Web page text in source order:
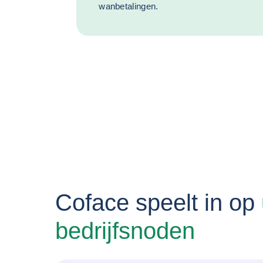
wanbetalingen.
Coface speelt in op
bedrijfsnoden